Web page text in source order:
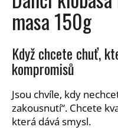
masa 150g
Když chcete chuť,
kompromisů
Jsou chvíle, kdy
zakousnutí“. Chcete
která dává smysl.
a
j
í
t
?